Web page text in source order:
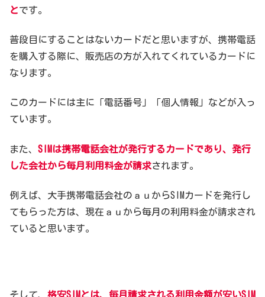
とです。
普段目にすることはないカードだと思いますが、携帯電話
を購入する際に、販売店の方が入れてくれているカードに
なります。
このカードには主に「電話番号」「個人情報」などが入っ
ています。
また、 SIMは携帯電話会社が発行するカードであり、発行
した会社から毎月利用料金が請求されます。
例えば、大手携帯電話会社のａｕからSIMカードを発行し
てもらった方は、現在ａｕから毎月の利用料金が請求され
ていると思います。
そして、 格安SIMとは、毎月請求される利用金額が安いSIM